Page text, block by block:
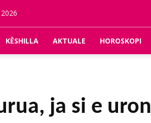
KËSHILLA AKTUALE HOROSKOPI
ja si e uron